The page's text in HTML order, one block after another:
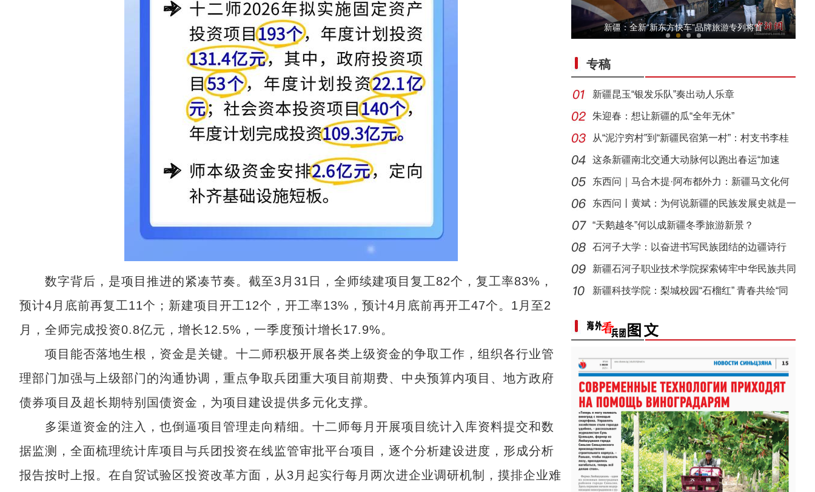
数字背后，是项目推进的紧凑节奏。截至3月31日，全师续建项目复工82个，复工率83%，
预计4月底前再复工11个；新建项目开工12个，开工率13%，预计4月底前再开工47个。1月至2
月，全师完成投资0.8亿元，增长12.5%，一季度预计增长17.9%。
项目能否落地生根，资金是关键。十二师积极开展各类上级资金的争取工作，组织各行业管
理部门加强与上级部门的沟通协调，重点争取兵团重大项目前期费、中央预算内项目、地方政府
债券项目及超长期特别国债资金，为项目建设提供多元化支撑。
多渠道资金的注入，也倒逼项目管理走向精细。十二师每月开展项目统计入库资料提交和数
据监测，全面梳理统计库项目与兵团投资在线监管审批平台项目，逐个分析建设进度，形成分析
报告按时上报。在自贸试验区投资改革方面，从3月起实行每月两次进企业调研机制，摸排企业难
侨乡故事 | 哈班拜的相声追梦记
【与你为邻】俄罗斯博士后：在中俄科技交流
新疆：全新“新东方快车”品牌旅游专列将首
专稿
新疆昆玉“银发乐队”奏出动人乐章
朱迎春：想让新疆的瓜“全年无休”
从“泥泞穷村”到“新疆民宿第一村”：村支书李桂
这条新疆南北交通大动脉何以跑出春运“加速
度”？
东西问｜马合木提·阿布都外力：新疆马文化何
以实
东西问丨黄斌：为何说新疆的民族发展史就是一
部交
“天鹅越冬”何以成新疆冬季旅游新景？
石河子大学：以奋进书写民族团结的边疆诗行
新疆石河子职业技术学院探索铸牢中华民族共同
体意
新疆科技学院：梨城校园“石榴红” 青春共绘“同